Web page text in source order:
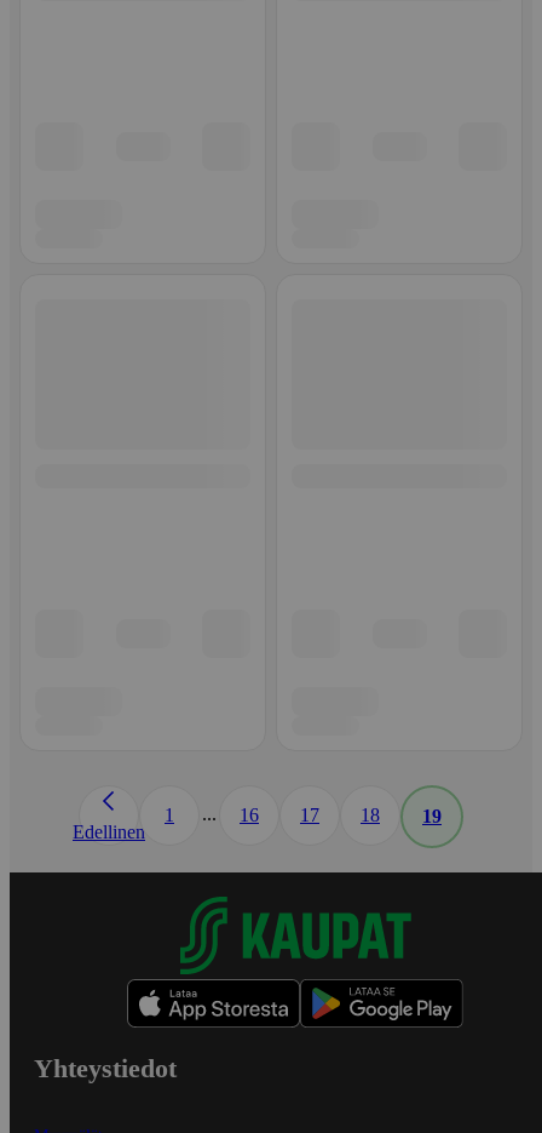
Edellinen
1 ... 16 17 18 19
Yhteystiedot